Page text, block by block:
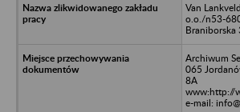
Van
o.o./n53-
Archiwum
065
8A
www:http://
e-mail: